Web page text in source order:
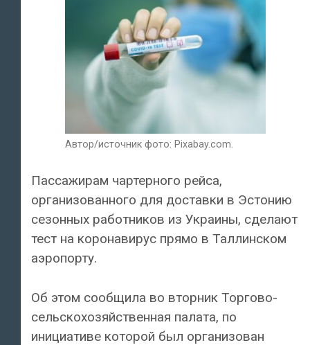
Автор/источник фото: Pixabay.com.
Пассажирам чартерного рейса,
организованного для доставки в Эстонию
сезонных работников из Украины, сделают
тест на коронавирус прямо в Таллинском
аэропорту.
Об этом сообщила во вторник Торгово-
сельскохозяйственная палата, по
инициативе которой был организован